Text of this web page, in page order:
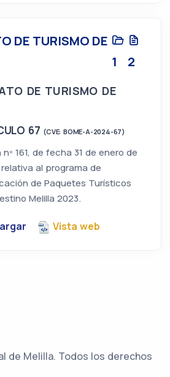
DE TURISMO DE
1 2
DE TURISMO DE
67 (CVE: BOME-A-2024-67)
161, de fecha 31 de enero de
al programa de
de Paquetes Turísticos
Melilla 2023.
Vista web
de Melilla. Todos los derechos